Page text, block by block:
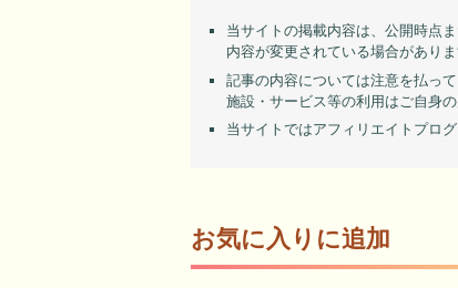
当サイトの掲載内容は、公開時点
内容が変更されている場合があり
記事の内容については注意を払っ
施設・サービス等の利用はご自身の
当サイトではアフィリエイトプロ
お気に入りに追加